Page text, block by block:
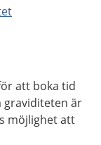
att boka tid
graviditeten är
möjlighet att